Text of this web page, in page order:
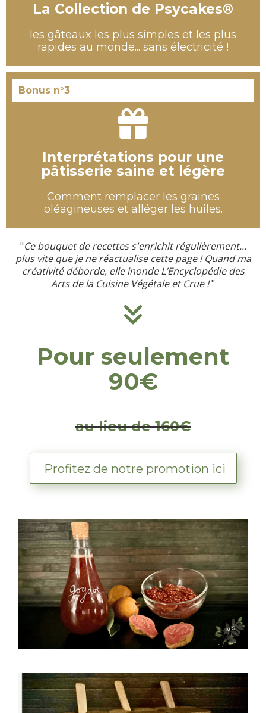
La Collection de Psycakes®
les gâteaux les plus simples et les plus
rapides au monde... sans électricité !
Bonus n°3
Interprétations pour une
pâtisserie saine et légère
Comment remplacer les graines
oléagineuses et alléger les huiles.
"Ce bouquet de recettes s'enrichit régulièrement...
plus vite que je ne réactualise cette page ! Quand ma
créativité déborde, elle inonde L’Encyclopédie des
Arts de la Cuisine Végétale et Crue !"
Pour seulement
90€
au lieu de 160€
Profitez de notre promotion ici